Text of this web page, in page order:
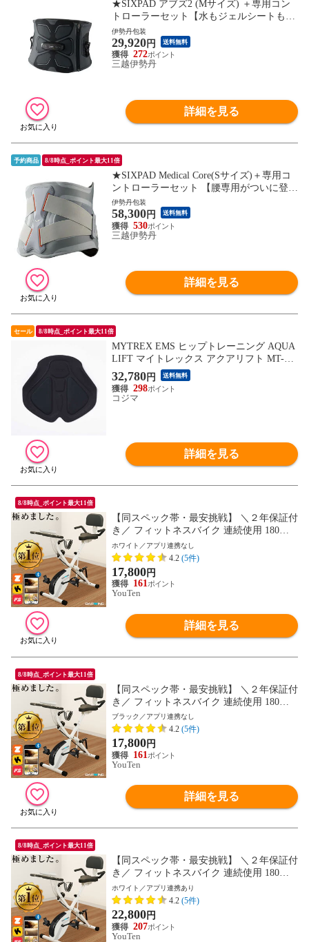
★SIXPAD アブズ2 (Mサイズ) ＋専用コン
トローラーセット【水もジェルシートも不
要な最新モデル】 エントリーモデル 腹筋
筋トレ 健康 ながらトレーニング EMS シッ
クスパッド SE-CK-03B-M
伊勢丹包装
29,920円 送料無料
272
三越伊勢丹
詳細を見る
予約商品 8/8時点_ポイント最大11倍
★SIXPAD Medical Core(Sサイズ)＋専用コ
ントローラーセット 【腰専用がついに登
場】公式ストア メディカルコア 腰 インナ
ーマッスル トレーニング 腸腰筋 ジェル 水
不要 シックスパッド SE-CG-14A-S
伊勢丹包装
58,300円 送料無料
530
三越伊勢丹
詳細を見る
セール 8/8時点_ポイント最大11倍
MYTREX EMS ヒップトレーニング AQUA
LIFT マイトレックス アクアリフト MT-AL
22B
32,780円 送料無料
298
コジマ
詳細を見る
8/8時点_ポイント最大11倍
【同スペック帯・最安挑戦】 ＼２年保証付
き／ フィットネスバイク 連続使用 180分
耐荷重 160kg スピンバイク ルームバイク
エアロ バイクビクス 高齢者 筋トレ ダイエ
ット器具 健康器具 有酸素運動 家庭用 静音
折り畳みマグネット マシン 室内
ホワイト／アプリ連携なし
4.2 (5件)
17,800円
161
YouTen
詳細を見る
8/8時点_ポイント最大11倍
【同スペック帯・最安挑戦】 ＼２年保証付
き／ フィットネスバイク 連続使用 180分
耐荷重 160kg スピンバイク ルームバイク
エアロ バイクビクス 高齢者 筋トレ ダイエ
ット器具 健康器具 有酸素運動 家庭用 静音
折り畳みマグネット マシン 室内
ブラック／アプリ連携なし
4.2 (5件)
17,800円
161
YouTen
詳細を見る
8/8時点_ポイント最大11倍
【同スペック帯・最安挑戦】 ＼２年保証付
き／ フィットネスバイク 連続使用 180分
耐荷重 160kg スピンバイク ルームバイク
エアロ バイクビクス 高齢者 筋トレ ダイエ
ット器具 健康器具 有酸素運動 家庭用 静音
折り畳みマグネット マシン 室内
ホワイト／アプリ連携あり
4.2 (5件)
22,800円
207
YouTen